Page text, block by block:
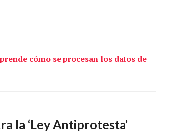
cómo se procesan los datos de
la ‘Ley Antiprotesta’